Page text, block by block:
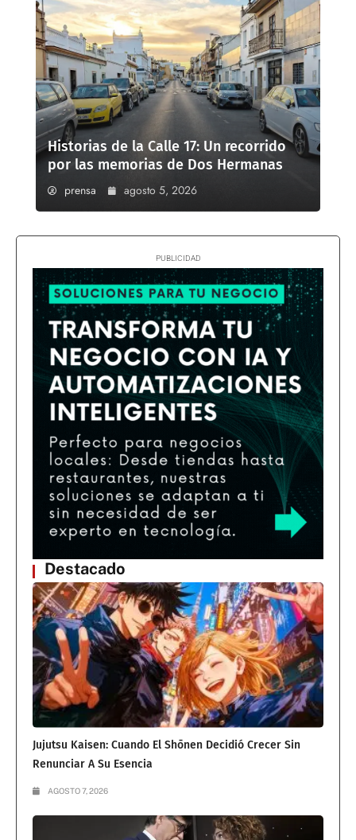
Historias de la Calle 17: Un recorrido
por las memorias de Dos Hermanas
prensa agosto 5, 2026
Destacado
Jujutsu Kaisen: Cuando El Shōnen Decidió Crecer Sin
Renunciar A Su Esencia
AGOSTO 7, 2026